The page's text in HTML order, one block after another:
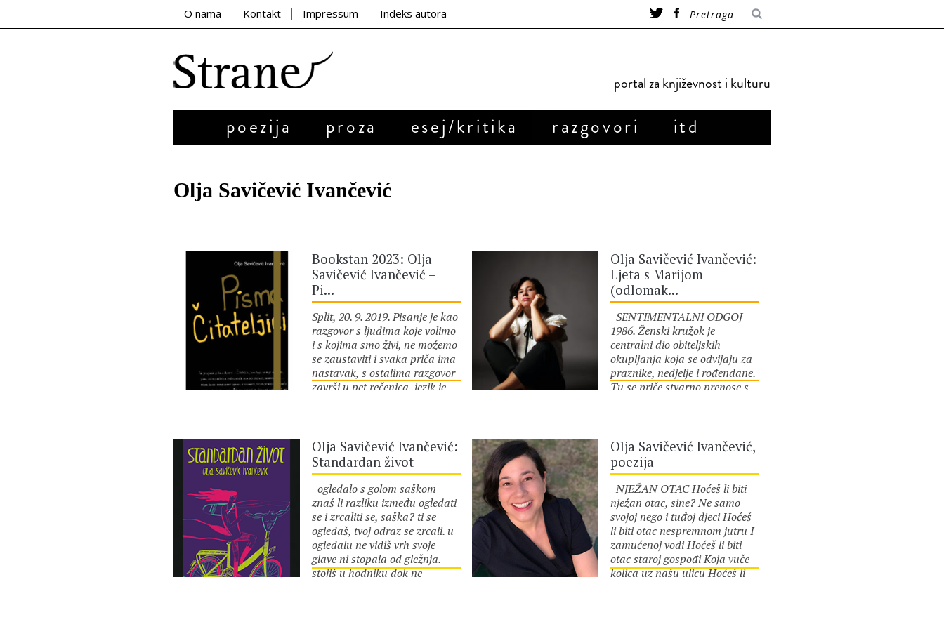
O nama Kontakt Impressum Indeks autora
portal za književnost i kulturu
poezija proza esej/kritika razgovori itd
Olja Savičević Ivančević
Bookstan 2023: Olja
Savičević Ivančević –
Pi...
Split, 20. 9. 2019. Pisanje je kao
razgovor s ljudima koje volimo
i s kojima smo živi, ne možemo
se zaustaviti i svaka priča ima
nastavak, s ostalima razgovor
završi u pet rečenica, jezik je
neka bit pripovijedanja i
pisanja, nije dovoljna samo
želja ili strast prema tome,
često je presudno kome se
obraćamo, adresant, onaj ili
ona s kojima imamo potrebu
ostati u četiri oka i osjećamo
“tebi želim, mogu, trebam reći,
govoriti”. To je ujedno priča o
Autorici i Čitateljici, kroz koju
autor : Olja Savičević
Olja Savičević Ivančević:
Ljeta s Marijom
(odlomak...
SENTIMENTALNI ODGOJ
1986. Ženski kružok je
centralni dio obiteljskih
okupljanja koja se odvijaju za
praznike, nedjelje i rođendane.
Tu se priče stvarno prenose s
najlonkama, tankim crnim ili
boje kože, nabubrena, koščata i
glatka, sudaraju se i dotiču
dok sjede za okruglim stolom
na terasi na drugom katu kuće
u Ulici palih boraca. Mariju
ime ulice asocira na
revolucionarne pjesme koje
one, učenice, prije spleta
dalmatinskih, gromko pjevaju
autor :Olja Savičević
Olja Savičević Ivančević:
Standardan život
ogledalo s golom saškom
znaš li razliku između ogledati
se i zrcaliti se, saška? ti se
ogledaš, tvoj odraz se zrcali. u
ogledalu ne vidiš vrh svoje
glave ni stopala od gležnja.
stojiš u hodniku dok ne
autor :Olja Savičević
Olja Savičević Ivančević,
poezija
NJEŽAN OTAC Hoćeš li biti
nježan otac, sine? Ne samo
svojoj nego i tuđoj djeci Hoćeš
li biti otac nespremnom jutru I
zamućenoj vodi Hoćeš li biti
otac staroj gospođi Koja vuče
kolica uz našu ulicu Hoćeš li
autor :Olja Savičević